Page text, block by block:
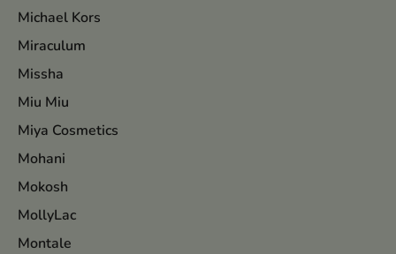
Michael Kors
Miraculum
Missha
Miu Miu
Miya Cosmetics
Mohani
Mokosh
MollyLac
Montale